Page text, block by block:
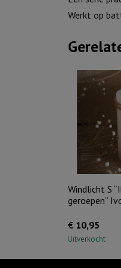
Werkt op
Windlicht S
geroepen”
€ 10,95
Uitverkocht